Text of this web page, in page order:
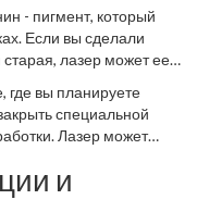
- пигмент, который
Если вы сделали
старая, лазер может ее
пятна или шрамы.
и зеленые, при
цвет - становиться
где вы планируете
специальной
Лазер может
дерматоскопии и
Никогда.
и